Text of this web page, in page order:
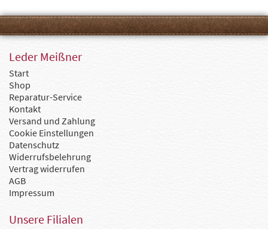
Leder Meißner
Start
Shop
Reparatur-Service
Kontakt
Versand und Zahlung
Cookie Einstellungen
Datenschutz
Widerrufsbelehrung
Vertrag widerrufen
AGB
Impressum
Unsere Filialen